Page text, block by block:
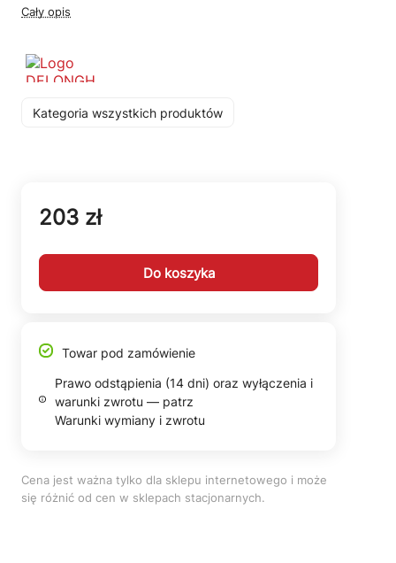
Cały opis
Kategoria wszystkich produktów
203 zł
Do koszyka
Towar pod zamówienie
Prawo odstąpienia (14 dni) oraz wyłączenia i
warunki zwrotu — patrz
Warunki wymiany i zwrotu
Cena jest ważna tylko dla sklepu internetowego i może
się różnić od cen w sklepach stacjonarnych.